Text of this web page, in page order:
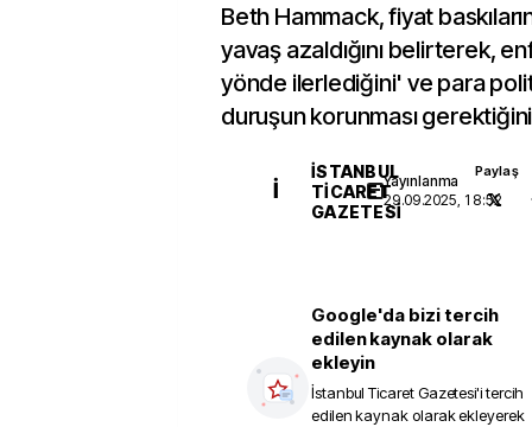
Beth Hammack, fiyat
yavaş azaldığını belirterek,
yönde ilerlediğini' ve para
duruşun korunması
İ
İSTANBUL
TICARET
GAZETESI
Yayınlanma
29.09.2025, 18:52
Paylaş
Google'da bizi tercih
edilen kaynak olarak
ekleyin
İstanbul Ticaret Gazetesi'i tercih
edilen kaynak olarak ekleyerek